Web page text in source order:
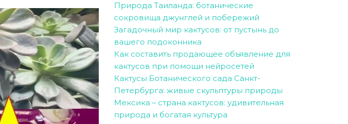
Природа Таиланда: ботанические
сокровища джунглей и побережий
Загадочный мир кактусов: от пустынь до
вашего подоконника
Как составить продающее объявление для
кактусов при помощи нейросетей
Кактусы Ботанического сада Санкт-
Петербурга: живые скульптуры природы
Мексика – страна кактусов: удивительная
природа и богатая культура